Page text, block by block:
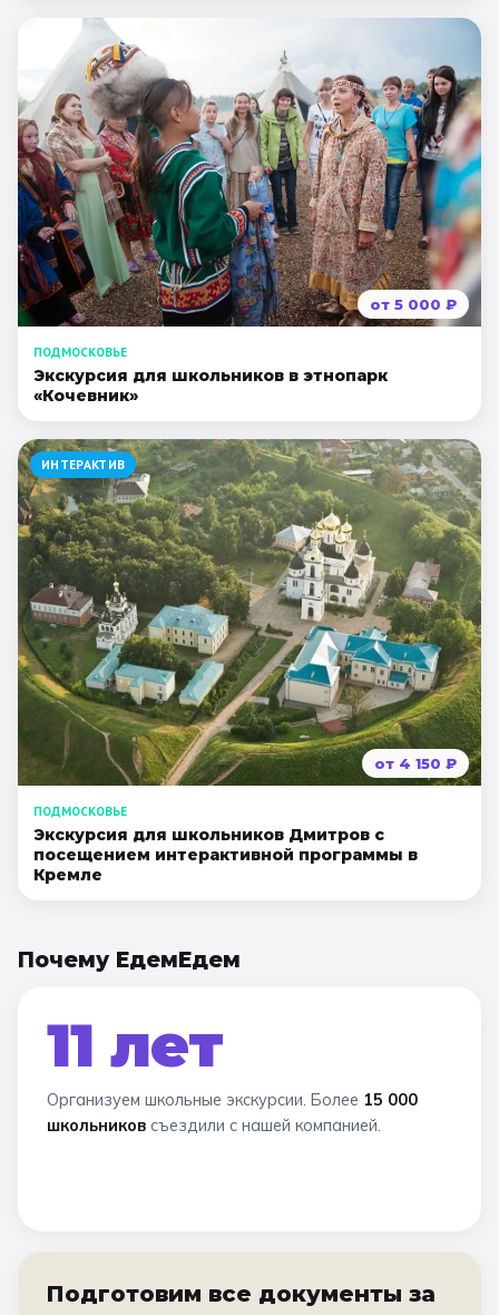
от 5 000 ₽
ПОДМОСКОВЬЕ
Экскурсия для школьников в этнопарк
«Кочевник»
ИНТЕРАКТИВ
от 4 150 ₽
ПОДМОСКОВЬЕ
Экскурсия для школьников Дмитров с
посещением интерактивной программы в
Кремле
Почему ЕдемЕдем
11 лет
Организуем школьные экскурсии. Более 15 000
школьников съездили с нашей компанией.
Подготовим все документы за